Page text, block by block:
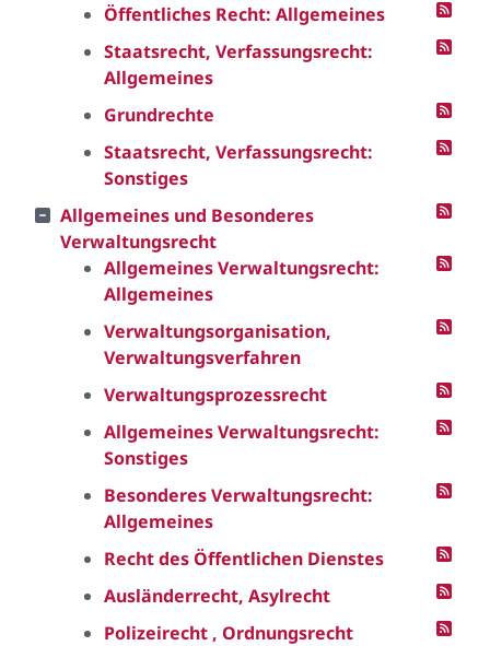
Öffentliches Recht: Allgemeines
Staatsrecht, Verfassungsrecht:
Allgemeines
Grundrechte
Staatsrecht, Verfassungsrecht:
Sonstiges
Allgemeines und Besonderes
Verwaltungsrecht
Allgemeines Verwaltungsrecht:
Allgemeines
Verwaltungsorganisation,
Verwaltungsverfahren
Verwaltungsprozessrecht
Allgemeines Verwaltungsrecht:
Sonstiges
Besonderes Verwaltungsrecht:
Allgemeines
Recht des Öffentlichen Dienstes
Ausländerrecht, Asylrecht
Polizeirecht , Ordnungsrecht